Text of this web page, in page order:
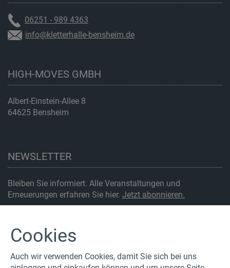
06251 - 989 4363
info@kletterhalle-bensheim.de
HIGH-MOVES GMBH
Albert-Einstein-Allee 8
64625 Bensheim
NEWSLETTER
Bleiben Sie informiert. Alle Veranstaltungen und
Erneuerungen erfahren Sie hier. Jetzt abonnieren.
Cookies
Auch wir verwenden Cookies, damit Sie sich bei uns